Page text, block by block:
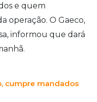
e quem
operação. O Gaeco,
informou que dará
cumpre mandados